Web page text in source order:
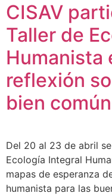
CISAV
Taller de
Humanista
reflexión
bien común
Del 20 al 23 de abril
Ecología Integral
mapas de esperanza
humanista para las